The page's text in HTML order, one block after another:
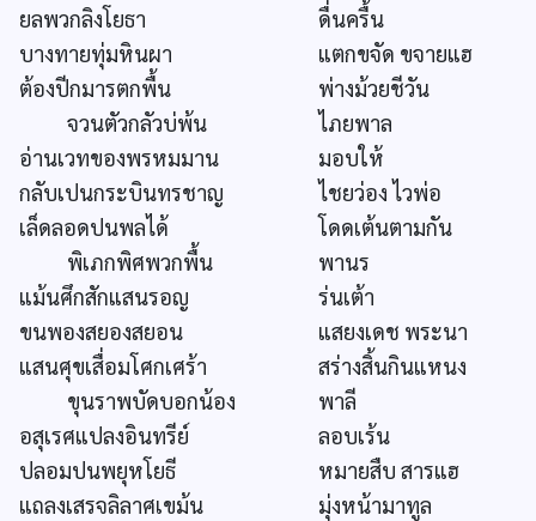
ยลพวกลิงโยธา
ดื่นครื้น
บางทายทุ่มหินผา
แตกขจัด ขจายแฮ
ต้องปีกมารตกพื้น
พ่างม้วยชีวัน
จวนตัวกลัวบ่พ้น
ไภยพาล
อ่านเวทของพรหมมาน
มอบให้
กลับเปนกระบินทรชาญ
ไชยว่อง ไวพ่อ
เล็ดลอดปนพลได้
โดดเต้นตามกัน
พิเภกพิศพวกพื้น
พานร
แม้นศึกสักแสนรอญ
ร่นเต้า
ขนพองสยองสยอน
แสยงเดช พระนา
แสนศุขเสื่อมโศกเศร้า
สร่างสิ้นกินแหนง
ขุนราพบัดบอกน้อง
พาลี
อสุเรศแปลงอินทรีย์
ลอบเร้น
ปลอมปนพยุหโยธี
หมายสืบ สารแฮ
แถลงเสรจลิลาศเขม้น
มุ่งหน้ามาทูล